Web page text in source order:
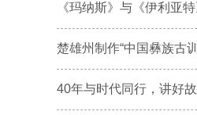
《玛纳斯》与《伊利亚
楚雄州制作“中国彝族古
40年与时代同行，讲好